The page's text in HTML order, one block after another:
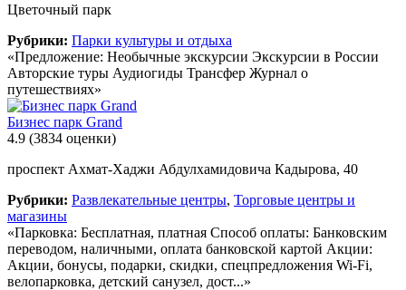
Цветочный парк
Рубрики: Парки культуры и отдыха
«Предложение: Необычные экскурсии Экскурсии в России
Авторские туры Аудиогиды Трансфер Журнал о
путешествиях»
Бизнес парк Grand
4.9 (3834 оценки)
проспект Ахмат-Хаджи Абдулхамидовича Кадырова, 40
Рубрики: Развлекательные центры, Торговые центры и
магазины
«Парковка: Бесплатная, платная Способ оплаты: Банковским
переводом, наличными, оплата банковской картой Акции:
Акции, бонусы, подарки, скидки, спецпредложения Wi-Fi,
велопарковка, детский санузел, дост...»